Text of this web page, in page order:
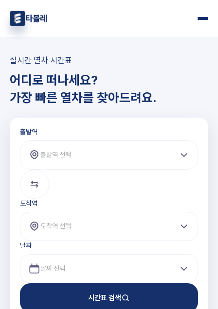
타볼레
실시간 열차 시간표
어디로 떠나세요?
가장 빠른 열차를 찾아드려요.
출발역과 도착역 선택
출발역
출발역 선택
도착역
도착역 선택
날짜
시간표 검색